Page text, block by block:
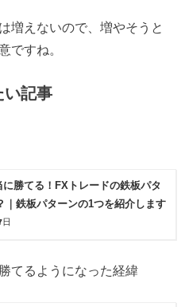
増えないので、増やそうと
ですね。
い記事
に勝てる！FXトレードの鉄板パタ
｜鉄板パターンの1つを紹介します
日
てるようになった経緯